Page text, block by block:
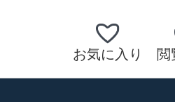
お気に入り 閲